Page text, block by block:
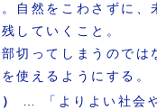
自然をこわさずに、
していくこと。
切ってしまうのでは
使えるようにする。
… 「よりよい社会